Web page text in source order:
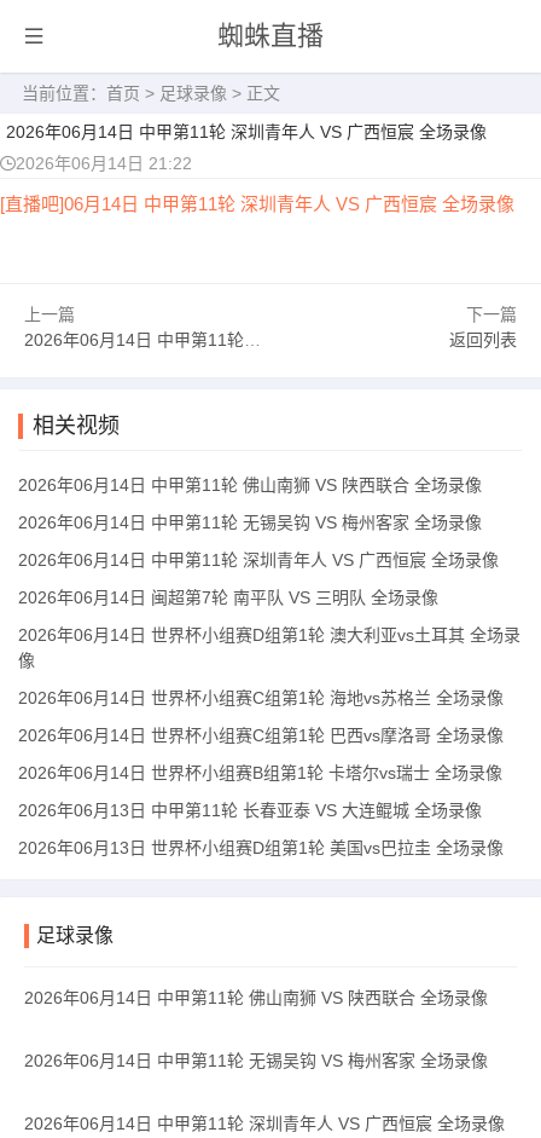
蜘蛛直播
当前位置： 首页 > 足球录像 > 正文
2026年06月14日 中甲第11轮 深圳青年人 VS 广西恒宸 全场录像
2026年06月14日 21:22
[直播吧]06月14日 中甲第11轮 深圳青年人 VS 广西恒宸 全场录像
上一篇
2026年06月14日 中甲第11轮 无锡吴钩 VS 梅州客家 全场录像
下一篇
返回列表
相关视频
2026年06月14日 中甲第11轮 佛山南狮 VS 陕西联合 全场录像
2026年06月14日 中甲第11轮 无锡吴钩 VS 梅州客家 全场录像
2026年06月14日 中甲第11轮 深圳青年人 VS 广西恒宸 全场录像
2026年06月14日 闽超第7轮 南平队 VS 三明队 全场录像
2026年06月14日 世界杯小组赛D组第1轮 澳大利亚vs土耳其 全场录
像
2026年06月14日 世界杯小组赛C组第1轮 海地vs苏格兰 全场录像
2026年06月14日 世界杯小组赛C组第1轮 巴西vs摩洛哥 全场录像
2026年06月14日 世界杯小组赛B组第1轮 卡塔尔vs瑞士 全场录像
2026年06月13日 中甲第11轮 长春亚泰 VS 大连鲲城 全场录像
2026年06月13日 世界杯小组赛D组第1轮 美国vs巴拉圭 全场录像
足球录像
2026年06月14日 中甲第11轮 佛山南狮 VS 陕西联合 全场录像
2026年06月14日 中甲第11轮 无锡吴钩 VS 梅州客家 全场录像
2026年06月14日 中甲第11轮 深圳青年人 VS 广西恒宸 全场录像